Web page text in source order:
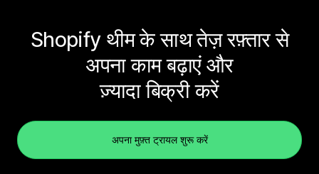
Shopify थीम के साथ तेज़ रफ़्तार से
अपना काम बढ़ाएं और
ज़्यादा बिक्री करें
अपना मुफ़्त ट्रायल शुरू करें